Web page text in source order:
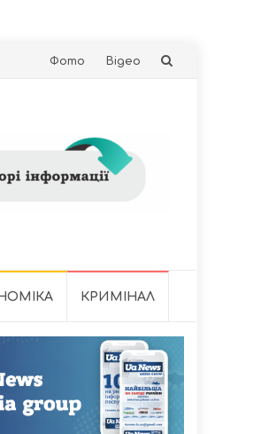
Skip
Фото Відео
КРИМІНАЛ